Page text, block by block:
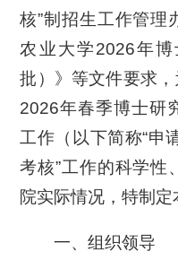
核”制招生工作管理
农业大学2026年
批）》等文件要求
2026年春季博士研
工作（以下简称“申
考核”工作的科学性
院实际情况，特制定
一、组织领导